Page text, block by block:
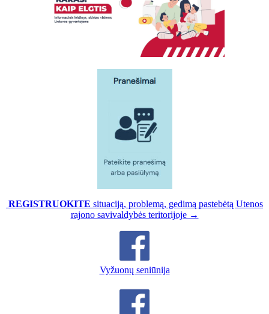
REGISTRUOKITE situaciją, problemą, gedimą pastebėtą Utenos
rajono savivaldybės teritorijoje →
Vyžuonų seniūnija